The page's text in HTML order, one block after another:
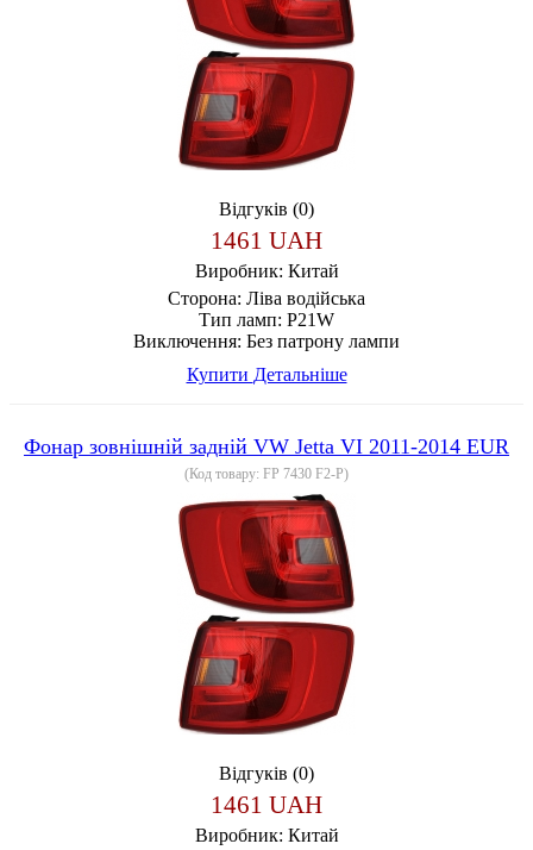
Відгуків (0)
1461 UAH
Виробник: Китай
Сторона: Ліва водійська
Тип ламп: P21W
Виключення: Без патрону лампи
Купити Детальніше
Фонар зовнішній задній VW Jetta VI 2011-2014 EUR
(Код товару: FP 7430 F2-P)
Відгуків (0)
1461 UAH
Виробник: Китай